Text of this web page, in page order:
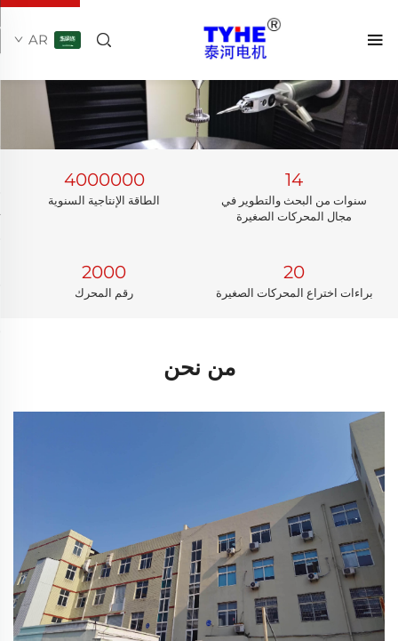
AR
14
سنوات من البحث والتطوير في
مجال المحركات الصغيرة
4000000
الطاقة الإنتاجية السنوية
20
براءات اختراع المحركات الصغيرة
2000
رقم المحرك
من نحن